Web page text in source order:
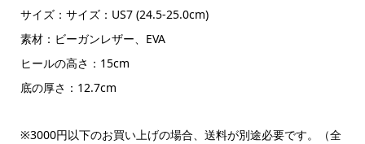
サイズ：サイズ：US7 (24.5-25.0cm)
素材：ビーガンレザー、EVA
ヒールの高さ：15cm
底の厚さ：12.7cm
※3000円以下のお買い上げの場合、送料が別途必要です。（全